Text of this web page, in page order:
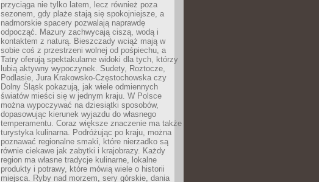
przyciąga nie tylko latem, lecz również poza
sezonem, gdy plaże stają się spokojniejsze, a
nadmorskie spacery pozwalają naprawdę
odpocząć. Mazury zachwycają ciszą, wodą i
kontaktem z naturą. Bieszczady wciąż mają w
sobie coś z przestrzeni wolnej od pośpiechu, a
Tatry oferują spektakularne widoki dla tych, którzy
lubią aktywny wypoczynek. Sudety, Roztocze,
Podlasie, Jura Krakowsko-Częstochowska czy
Dolny Śląsk pokazują, jak wiele odmiennych
światów mieści się w jednym kraju. W Polsce
można wypoczywać na dziesiątki sposobów,
dopasowując kierunek wyjazdu do własnego
temperamentu. Coraz większe znaczenie ma także
turystyka kulinarna. Podróżując po kraju, można
poznawać regionalne smaki, które nierzadko są
równie ciekawe jak zabytki i krajobrazy. Każdy
region ma własne tradycje kulinarne, lokalne
produkty i potrawy, które mówią wiele o historii
miejsca. Ryby nad morzem, sery górskie, dania